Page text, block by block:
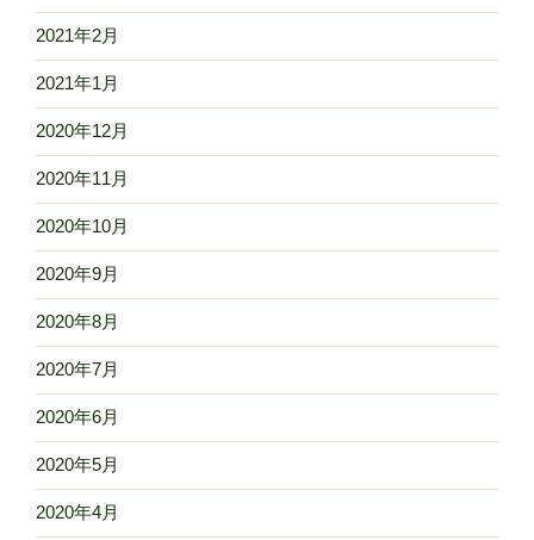
2021年2月
2021年1月
2020年12月
2020年11月
2020年10月
2020年9月
2020年8月
2020年7月
2020年6月
2020年5月
2020年4月